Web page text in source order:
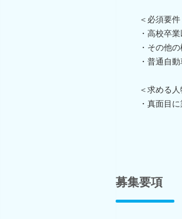
＜必須要件
・高校卒
・その他
・普通自
＜求める人
・真面目
募集要項